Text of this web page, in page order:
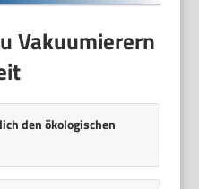
Vakuumierern
den ökologischen